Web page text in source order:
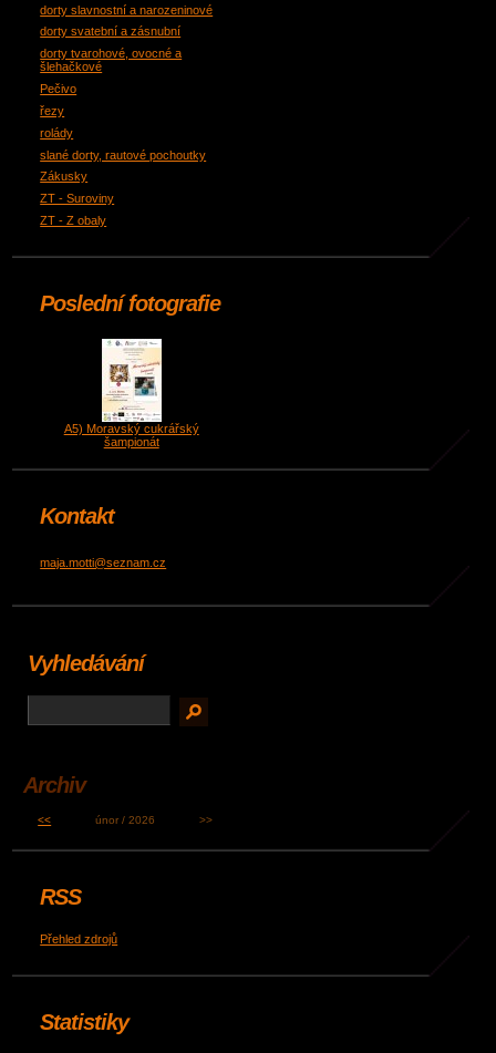
dorty slavnostní a narozeninové
dorty svatební a zásnubní
dorty tvarohové, ovocné a
šlehačkové
Pečivo
řezy
rolády
slané dorty, rautové pochoutky
Zákusky
ZT - Suroviny
ZT - Z obaly
Poslední fotografie
A5) Moravský cukrářský
šampionát
Kontakt
maja.motti@seznam.cz
Vyhledávání
Archiv
<< únor / 2026 >>
RSS
Přehled zdrojů
Statistiky